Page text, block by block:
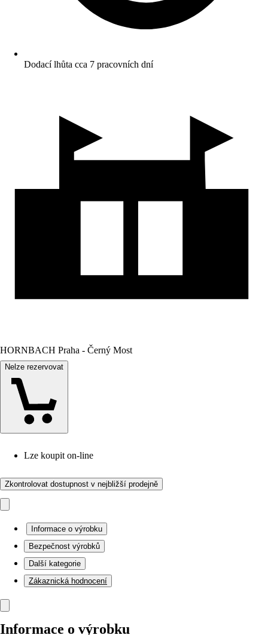
Dodací lhůta cca 7 pracovních dní
HORNBACH Praha - Černý Most
Nelze rezervovat
Lze koupit on-line
Zkontrolovat dostupnost v nejbližší prodejně
Informace o výrobku
Bezpečnost výrobků
Další kategorie
Zákaznická hodnocení
Informace o výrobku